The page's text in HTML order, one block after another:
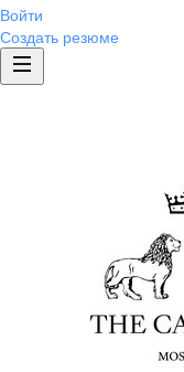
Войти
Создать резюме